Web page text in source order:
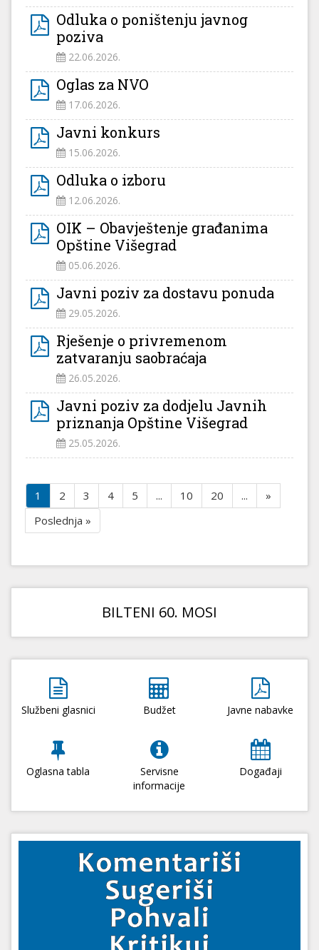
Odluka o poništenju javnog
poziva
22.06.2026.
Oglas za NVO
17.06.2026.
Javni konkurs
15.06.2026.
Odluka o izboru
12.06.2026.
OIK – Obavještenje građanima
Opštine Višegrad
05.06.2026.
Javni poziv za dostavu ponuda
29.05.2026.
Rješenje o privremenom
zatvaranju saobraćaja
26.05.2026.
Javni poziv za dodjelu Javnih
priznanja Opštine Višegrad
25.05.2026.
1 2 3 4 5 ... 10 20 ...
»
Poslednja »
BILTENI 60. MOSI
Službeni glasnici Budžet Javne nabavke
Oglasna tabla
Servisne
informacije
Događaji